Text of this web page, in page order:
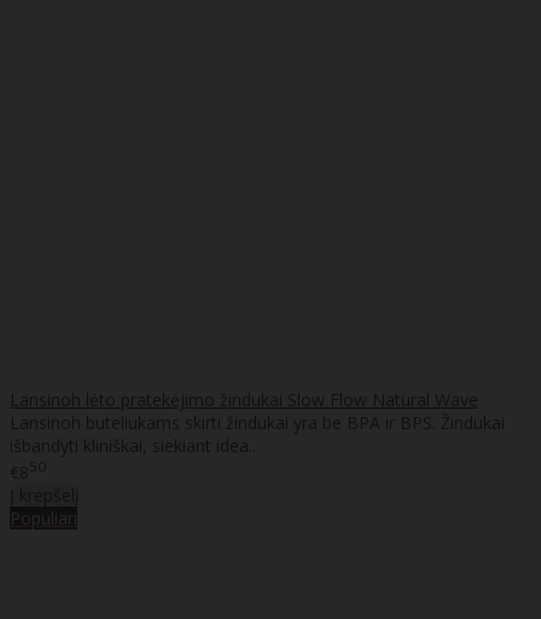
Lansinoh lėto pratekėjimo žindukai Slow Flow Natural Wave
Lansinoh buteliukams skirti žindukai yra be BPA ir BPS. Žindukai
išbandyti kliniškai, siekiant idea..
€850
Populiari